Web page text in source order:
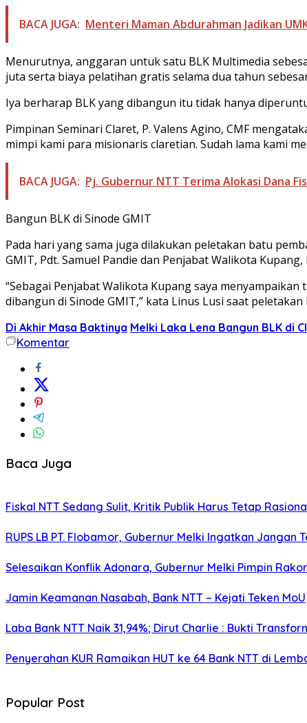
BACA JUGA: Menteri Maman Abdurahman Jadikan
Menurutnya, anggaran untuk satu BLK Multimedia
juta serta biaya pelatihan gratis selama dua tahun
Iya berharap BLK yang dibangun itu tidak hanya
Pimpinan Seminari Claret, P. Valens Agino, CMF
mimpi kami para misionaris claretian. Sudah lama kami
BACA JUGA: Pj. Gubernur NTT Terima Alokasi Dana
Bangun BLK di Sinode GMIT
Pada hari yang sama juga dilakukan peletakan batu
GMIT, Pdt. Samuel Pandie dan Penjabat Walikota Kupang,
“Sebagai Penjabat Walikota Kupang saya
dibangun di Sinode GMIT,” kata Linus Lusi saat
Di Akhir Masa Baktinya Melki Laka Lena Bangun BLK di
Komentar
Baca Juga
Fiskal NTT Sedang Sulit, Kritik Publik Harus Tetap
RUPS LB PT. Flobamor, Gubernur Melki Ingatkan
Selesaikan Konflik Adonara, Gubernur Melki Pimpin
Jamin Keamanan Nasabah, Bank NTT – Kejati Teken MoU
Laba Bank NTT Naik 31,94%; Dirut Charlie : Bukti
Penyerahan KUR Ramaikan HUT ke 64 Bank NTT di
Popular Post